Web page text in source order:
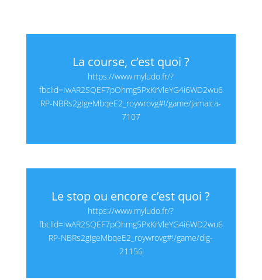
La course, c’est quoi ?
https://www.myludo.fr/?
fbclid=IwAR2SQEF7pOhmg5PxKrVleYG4i6WD2wu6
RP-NBRs2gIgeMbqeE2_roywrovg#!/game/jamaica-
7107
Le stop ou encore c’est quoi ?
https://www.myludo.fr/?
fbclid=IwAR2SQEF7pOhmg5PxKrVleYG4i6WD2wu6
RP-NBRs2gIgeMbqeE2_roywrovg#!/game/dig-
21156